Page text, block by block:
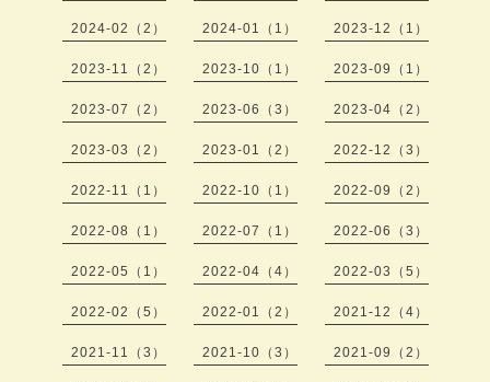
2024-02（2） 2024-01（1） 2023-12（1）
2023-11（2） 2023-10（1） 2023-09（1）
2023-07（2） 2023-06（3） 2023-04（2）
2023-03（2） 2023-01（2） 2022-12（3）
2022-11（1） 2022-10（1） 2022-09（2）
2022-08（1） 2022-07（1） 2022-06（3）
2022-05（1） 2022-04（4） 2022-03（5）
2022-02（5） 2022-01（2） 2021-12（4）
2021-11（3） 2021-10（3） 2021-09（2）